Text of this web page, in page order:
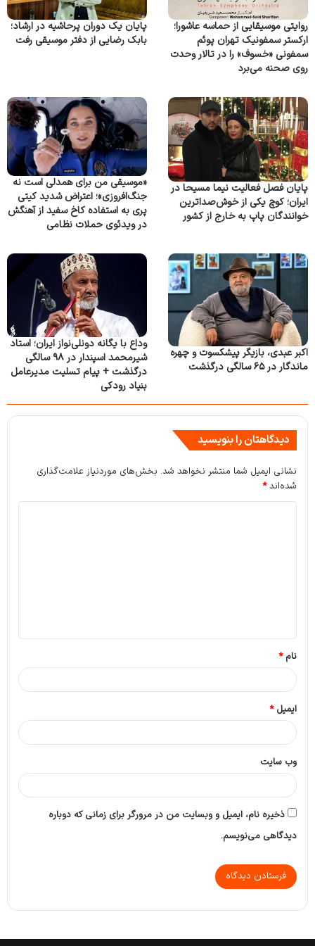
روایتی موسیقایی از حماسه عاشورا؛
ارکستر سمفونیک تهران پوئم
سمفونی «خسوف» را در تالار وحدت
روی صحنه می‌برد
پایان یک دوران پرحاشیه در ارشاد؛
بابک رضایی از دفتر موسیقی رفت
پایان فصل فعالیت نیما مسیحا در
ایران؛ کوچ یکی از خوش‌صداترین
خوانندگان پاپ به خارج از کشور
«موسیقی من برای همدلی است نه
جنگ‌افروزی»؛ اعتراض شدید کیتی
پری به استفاده کاخ سفید از آهنگش
در ویدئوی حملات نظامی
اکبر عبدی، بازیگر پیشکسوت و چهره
ماندگار در ۶۵ سالگی درگذشت
وداع با یگانه دونلی‌نواز ایران؛ استاد
شیرمحمد اسپندار در ۹۸ سالگی
درگذشت + پیام تسلیت مدیرعامل
بنیاد رودکی
دیدگاهتان را بنویسید
نشانی ایمیل شما منتشر نخواهد شد. بخش‌های موردنیاز علامت‌گذاری
شده‌اند*
*
نام*
ایمیل*
وب‌ سایت
ذخیره نام، ایمیل و وبسایت من در مرورگر برای زمانی که دوباره
دیدگاهی می‌نویسم.